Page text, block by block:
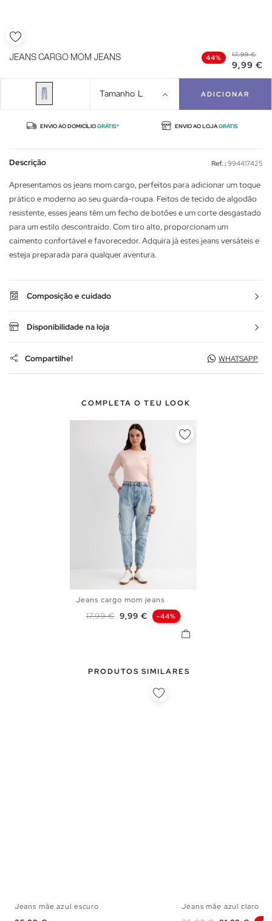
JEANS CARGO MOM JEANS 44% 17,99 €
9,99 €
Tamanho L ADICIONAR
ENVIO AO DOMICÍLIOGRÁTIS* ENVIO AO LOJAGRÁTIS
Descrição Ref. : 994417425
Apresentamos os jeans mom cargo, perfeitos para adicionar um toque
prático e moderno ao seu guarda-roupa. Feitos de tecido de algodão
resistente, esses jeans têm um fecho de botões e um corte desgastado
para um estilo descontraído. Com tiro alto, proporcionam um
caimento confortável e favorecedor. Adquira já estes jeans versáteis e
esteja preparada para qualquer aventura.
Composição e cuidado
Disponibilidade na loja
Compartilhe! WHATSAPP
COMPLETA O TEU LOOK
S
Jeans cargo mom jeans
Preço normal
17,99 € Preço
9,99 € -44%
PRODUTOS SIMILARES
Jeans mãe azul escuro Jeans mãe azul claro